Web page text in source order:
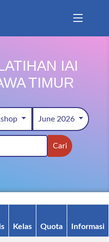
IAI
TIMUR
June 2026
Cari
Kelas Quota Informasi